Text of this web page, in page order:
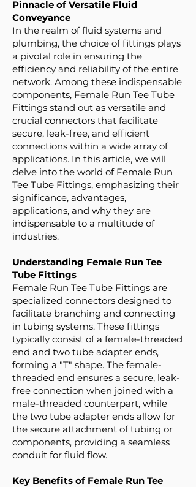
Pinnacle of Versatile Fluid
Conveyance
In the realm of fluid systems and
plumbing, the choice of fittings plays
a pivotal role in ensuring the
efficiency and reliability of the entire
network. Among these indispensable
components, Female Run Tee Tube
Fittings stand out as versatile and
crucial connectors that facilitate
secure, leak-free, and efficient
connections within a wide array of
applications. In this article, we will
delve into the world of Female Run
Tee Tube Fittings, emphasizing their
significance, advantages,
applications, and why they are
indispensable to a multitude of
industries.
Understanding Female Run Tee
Tube Fittings
Female Run Tee Tube Fittings are
specialized connectors designed to
facilitate branching and connecting
in tubing systems. These fittings
typically consist of a female-threaded
end and two tube adapter ends,
forming a "T" shape. The female-
threaded end ensures a secure, leak-
free connection when joined with a
male-threaded counterpart, while
the two tube adapter ends allow for
the secure attachment of tubing or
components, providing a seamless
conduit for fluid flow.
Key Benefits of Female Run Tee